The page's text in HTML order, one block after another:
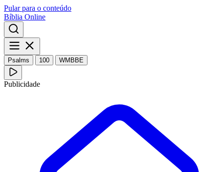
Pular para o conteúdo
Bíblia Online
Psalms 100 WMBBE
Publicidade